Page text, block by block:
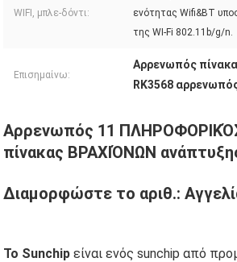
WIFI, μπλε-δόντι:
ενότητας Wifi&BT
της WI-Fi 802.11b/g/n.
Επισημαίνω:
Αρρενωπός
RK3568
Αρρενωπός 11
πίνακας ΒΡΑΧΙΌΝΩΝ
Διαμορφώστε το αριθ.:
Το Sunchip είναι ενός sunchip από